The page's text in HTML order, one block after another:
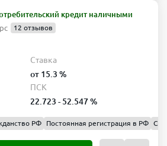
кредит наличными
12 отзывов
Ставка
от 15.3 %
ПСК
22.723 - 52.547 %
РФ Постоянная регистрация в РФ